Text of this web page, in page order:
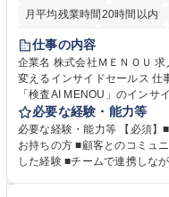
月平均残業時間20時間以内
時短勤務あり
駅近5分以内
土日祝休み
仕事の内容
企業名 株式会社ＭＥＮＯＵ 求人名 ★【未経験歓迎】AIで製造業の未来を
変えるインサイドセールス 仕事の内容 ノーコードで検査AIを開発できる
「検査AI MENOU」のインサ
商談機会の創出までを担って
セールスをつなぐ役割として、 適切なタイミングで顧客とコミュニケ
ョンを取りながら、受注につ
体的な仕事内容】 リードへの
必要な経験・能力等
必要な経験・能力等 【必須
お持ちの方 ■顧客とのコミュ
した経験 ■チームで連携しながら目標